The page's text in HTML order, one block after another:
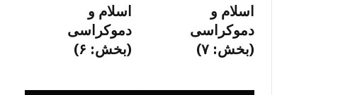
اسلام و
دموکراسی
(بخش: ۷)
اسلام و
دموکراسی
(بخش: ۶)